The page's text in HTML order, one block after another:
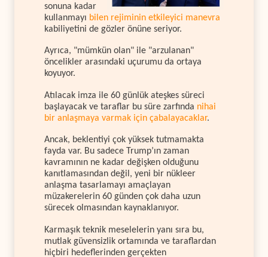
sonuna kadar
kullanmayı bilen rejiminin etkileyici manevra
kabiliyetini de gözler önüne seriyor.
Ayrıca, "mümkün olan" ile "arzulanan"
öncelikler arasındaki uçurumu da ortaya
koyuyor.
Atılacak imza ile 60 günlük ateşkes süreci
başlayacak ve taraflar bu süre zarfında nihai
bir anlaşmaya varmak için çabalayacaklar.
Ancak, beklentiyi çok yüksek tutmamakta
fayda var. Bu sadece Trump’ın zaman
kavramının ne kadar değişken olduğunu
kanıtlamasından değil, yeni bir nükleer
anlaşma tasarlamayı amaçlayan
müzakerelerin 60 günden çok daha uzun
sürecek olmasından kaynaklanıyor.
Karmaşık teknik meselelerin yanı sıra bu,
mutlak güvensizlik ortamında ve taraflardan
hiçbiri hedeflerinden gerçekten